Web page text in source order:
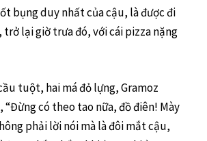
bụng duy nhất của cậu, là được đi
trở lại giờ trưa đó, với cái pizza nặng
tuột, hai má đỏ lựng, Gramoz
có theo tao nữa, đồ điên! Mày
phải lời nói mà là đôi mắt cậu,